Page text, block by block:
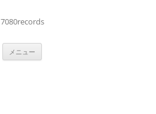
7080records
メニュー